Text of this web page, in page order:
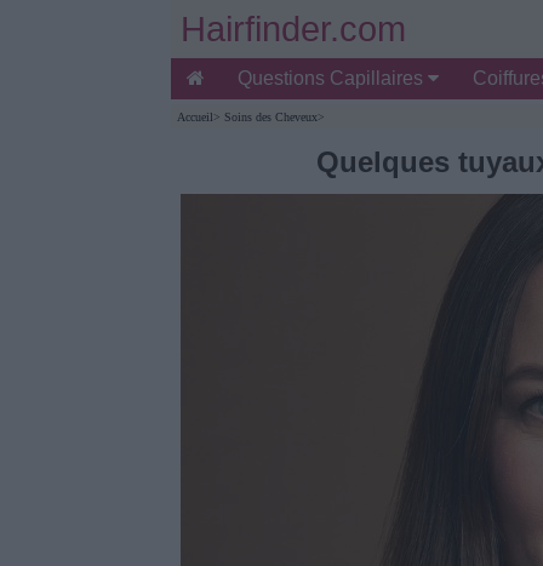
Hairfinder.com
Questions Capillaires
Accueil> Soins des Cheveux>
Quelques